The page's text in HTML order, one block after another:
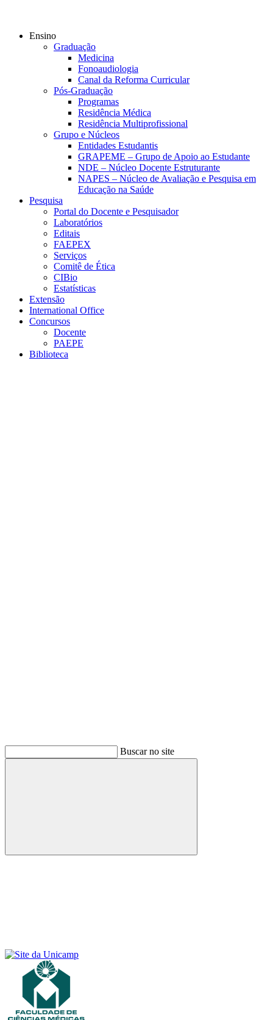
Ensino
Graduação
Medicina
Fonoaudiologia
Canal da Reforma Curricular
Pós-Graduação
Programas
Residência Médica
Residência Multiprofissional
Grupo e Núcleos
Entidades Estudantis
GRAPEME – Grupo de Apoio ao Estudante
NDE – Núcleo Docente Estruturante
NAPES – Núcleo de Avaliação e Pesquisa em
Educação na Saúde
Pesquisa
Portal do Docente e Pesquisador
Laboratórios
Editais
FAEPEX
Serviços
Comitê de Ética
CIBio
Estatísticas
Extensão
International Office
Concursos
Docente
PAEPE
Biblioteca
Buscar no site
Buscar